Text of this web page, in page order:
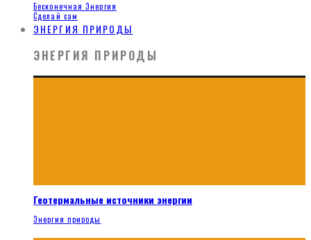
Бесконечная Энергия
Сделай сам
ЭНЕРГИЯ ПРИРОДЫ
ЭНЕРГИЯ ПРИРОДЫ
Геотермальные источники энергии
Энергия природы